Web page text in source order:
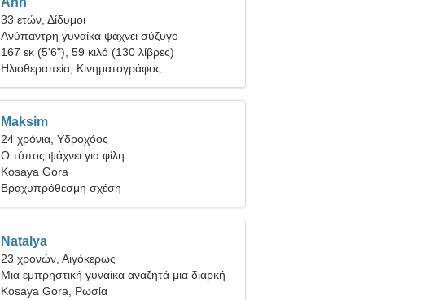
33 ετών, Δίδυμοι
Ανύπαντρη γυναίκα ψάχνει σύζυγο
167 εκ (5'6"), 59 κιλό (130 λίβρες)
Ηλιοθεραπεία, Κινηματογράφος
Maksim
24 χρόνια, Υδροχόος
Ο τύπος ψάχνει για φίλη
Kosaya Gora
Βραχυπρόθεσμη σχέση
Natalya
23 χρονών, Αιγόκερως
Μια εμπρηστική γυναίκα αναζητά μια διαρκή
σχέση
Kosaya Gora, Ρωσία